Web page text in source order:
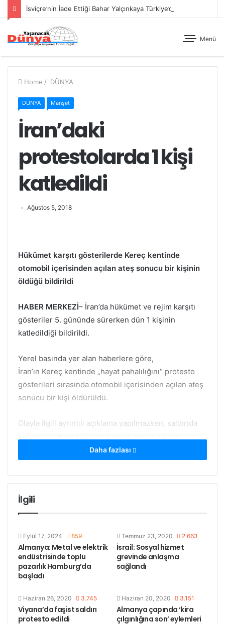
Menü
Home / DÜNYA
DÜNYA Manşet
İran’daki
protestolarda 1 kişi
katledildi
Ağustos 5, 2018
Hükümet karşıtı gösterilerde Kereç kentinde
otomobil içerisinden açılan ateş sonucu bir kişinin
öldüğü bildirildi
HABER MERKEZİ– İran’da hükümet ve rejim karşıtı
gösteriler 5. gününde sürerken dün 1 kişinin
katledildiği bildirildi.
Yerel basında yer alan haberlere göre,
İran’ın Kereç kentinde „hayat pahalılığını“ protesto
gösterileri sırasında otomobil içerisinden açılan ateş
sonucu bir kişi öldürüldü.
Olayla ilgili ayrıntılı açıklama yapılmazken, saldırıda
İran’ın İsfahan şehrinde önceki gece başlayan ve
pahalılığının protesto edildiği gösteriler bazı
noktalarda eylemcilerle polis arasında çatışmalar
şehirlerine de sıçramıştı.
Tahran yakınlarındaki Kereç kentinde de rejim karşıtı
slogan atan göstericilere saldıran polis ile eylemciler
İran’daki gösteriler, geçtiğimiz yılın sonunda
Daha fazlası
İlgili
Eylül 17, 2024 859
Almanya: Metal ve elektrik
endüstrisinde toplu
pazarlık Hamburg’da
başladı
Temmuz 23, 2020 2.663
İsrail: Sosyal hizmet
grevinde anlaşma
sağlandı
Haziran 26, 2020 3.745
Viyana’da faşist saldırı
protesto edildi
Haziran 20, 2020 3.151
Almanya çapında ‘kira
çılgınlığına son’ eylemleri